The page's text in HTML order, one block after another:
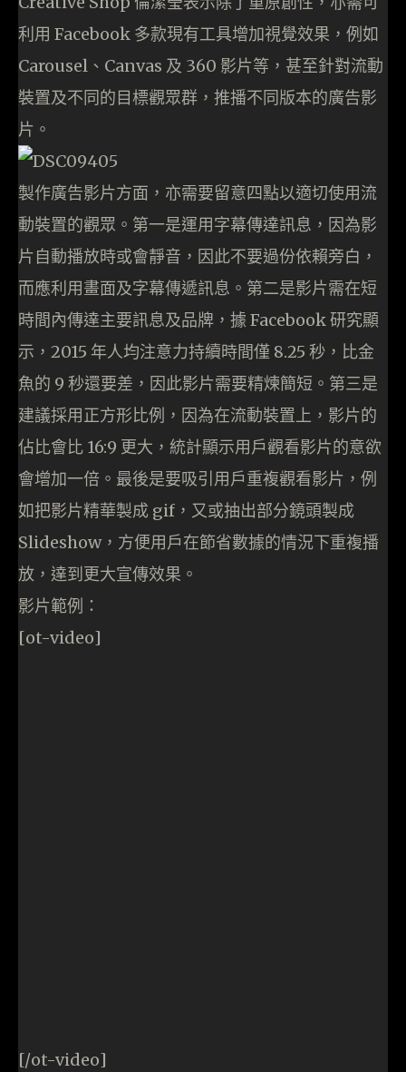
利用 Facebook 多款現有工具增加視覺效果，例如
Carousel、Canvas 及 360 影片等，甚至針對流動
裝置及不同的目標觀眾群，推播不同版本的廣告影
片。
製作廣告影片方面，亦需要留意四點以適切使用流
動裝置的觀眾。第一是運用字幕傳達訊息，因為影
片自動播放時或會靜音，因此不要過份依賴旁白，
而應利用畫面及字幕傳遞訊息。第二是影片需在短
時間內傳達主要訊息及品牌，據 Facebook 研究顯
示，2015 年人均注意力持續時間僅 8.25 秒，比金
魚的 9 秒還要差，因此影片需要精煉簡短。第三是
建議採用正方形比例，因為在流動裝置上，影片的
佔比會比 16:9 更大，統計顯示用戶觀看影片的意欲
會增加一倍。最後是要吸引用戶重複觀看影片，例
如把影片精華製成 gif，又或抽出部分鏡頭製成
Slideshow，方便用戶在節省數據的情況下重複播
放，達到更大宣傳效果。
影片範例：
[ot-video]
[/ot-video]